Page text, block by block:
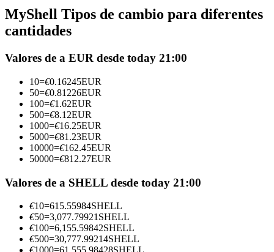
Únete a los mejores traders
Conviértete en un Trader de Copia
Disfruta del reparto de beneficios y comisiones de copy trading
MyShell Tipos de cambio para diferentes
cantidades
Valores de a EUR desde today 21:00
10=€0.16245EUR
50=€0.81226EUR
100=€1.62EUR
500=€8.12EUR
1000=€16.25EUR
5000=€81.23EUR
10000=€162.45EUR
50000=€812.27EUR
Valores de a SHELL desde today 21:00
€10=615.55984SHELL
€50=3,077.79921 SHELL
€100=6,155.59842SHELL
€500=30,777.99214SHELL